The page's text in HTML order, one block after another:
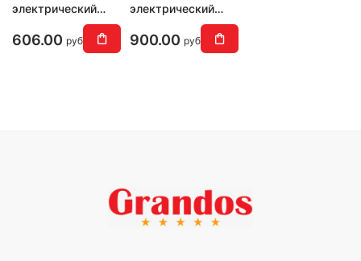
электрический
водонагреватель
Ariston Velis Tech
606.00 руб
электрический
водонагреватель
Ariston Velis Tech
900.00 руб